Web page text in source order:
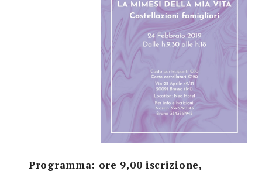
Programma: ore 9,00 iscrizione,